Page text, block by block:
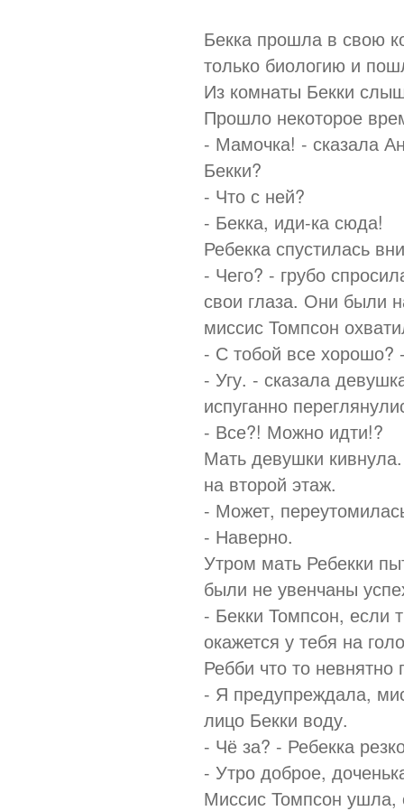
Бекка прошла в свою
только биологию и
Из комнаты Бекки
Прошло некоторое
- Мамочка! - сказала
Бекки?
- Что с ней?
- Бекка, иди-ка сюда!
Ребекка спустилась
- Чего? - грубо
свои глаза. Они были
миссис Томпсон
- С тобой все хорошо?
- Угу. - сказала
испуганно
- Все?! Можно идти!?
Мать девушки
на второй этаж.
- Может,
- Наверно.
Утром мать Ребекки
были не увенчаны
- Бекки Томпсон, если
окажется у тебя на
Ребби что то
- Я предупреждала,
лицо Бекки воду.
- Чё за? - Ребекка
- Утро доброе,
Миссис Томпсон ушла,